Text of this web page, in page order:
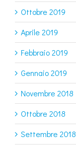
Ottobre 2019
Aprile 2019
Febbraio 2019
Gennaio 2019
Novembre 2018
Ottobre 2018
Settembre 2018